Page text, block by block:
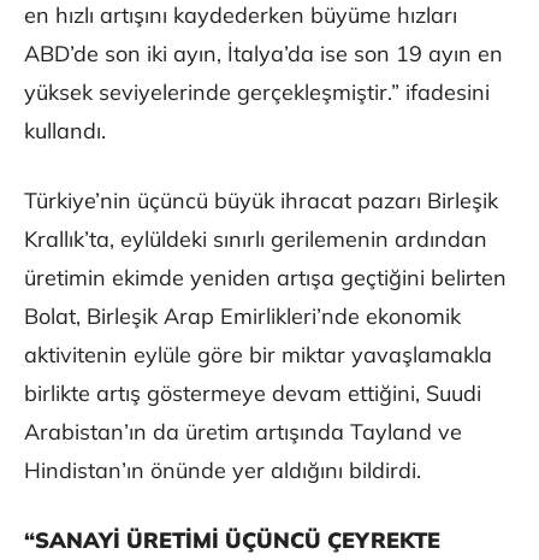
en hızlı artışını kaydederken büyüme hızları
ABD’de son iki ayın, İtalya’da ise son 19 ayın en
yüksek seviyelerinde gerçekleşmiştir.” ifadesini
kullandı.
Türkiye’nin üçüncü büyük ihracat pazarı Birleşik
Krallık’ta, eylüldeki sınırlı gerilemenin ardından
üretimin ekimde yeniden artışa geçtiğini belirten
Bolat, Birleşik Arap Emirlikleri’nde ekonomik
aktivitenin eylüle göre bir miktar yavaşlamakla
birlikte artış göstermeye devam ettiğini, Suudi
Arabistan’ın da üretim artışında Tayland ve
Hindistan’ın önünde yer aldığını bildirdi.
“SANAYİ ÜRETİMİ ÜÇÜNCÜ ÇEYREKTE